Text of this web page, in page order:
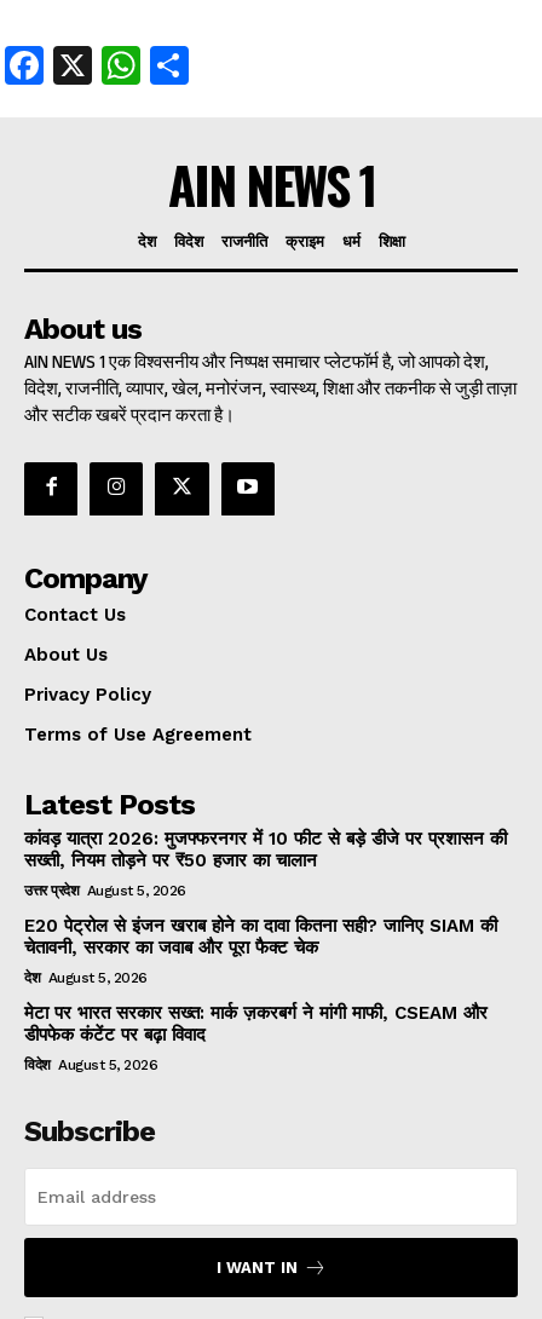
Facebook
X WhatsApp
AIN NEWS 1
देश विदेश राजनीति क्राइम धर्म शिक्षा
About us
AIN NEWS 1 एक विश्वसनीय और निष्पक्ष समाचार प्लेटफॉर्म है, जो आपको देश,
विदेश, राजनीति, व्यापार, खेल, मनोरंजन, स्वास्थ्य, शिक्षा और तकनीक से जुड़ी ताज़ा
और सटीक खबरें प्रदान करता है।
Company
Contact Us
About Us
Privacy Policy
Terms of Use Agreement
Latest Posts
कांवड़ यात्रा 2026: मुजफ्फरनगर में 10 फीट से बड़े डीजे पर प्रशासन की
सख्ती, नियम तोड़ने पर ₹50 हजार का चालान
उत्तर प्रदेश August 5, 2026
E20 पेट्रोल से इंजन खराब होने का दावा कितना सही? जानिए SIAM की
चेतावनी, सरकार का जवाब और पूरा फैक्ट चेक
देश August 5, 2026
मेटा पर भारत सरकार सख्त: मार्क ज़करबर्ग ने मांगी माफी, CSEAM और
डीपफेक कंटेंट पर बढ़ा विवाद
विदेश August 5, 2026
Subscribe
I WANT IN